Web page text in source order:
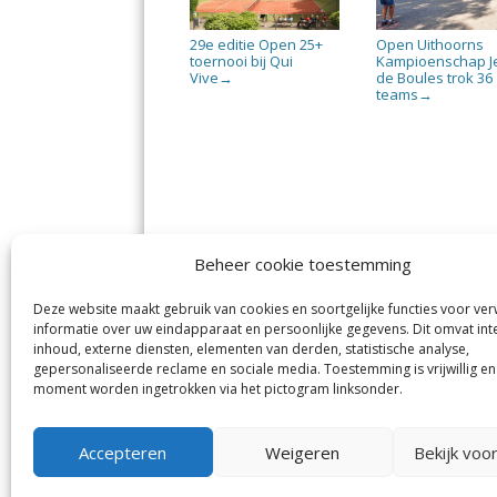
Beheer cookie toestemming
Deze website maakt gebruik van cookies en soortgelijke functies voor
informatie over uw eindapparaat en persoonlijke gegevens. Dit omvat
inhoud, externe diensten, elementen van derden, statistische analyse,
gepersonaliseerde reclame en sociale media. Toestemming is vrijwillig
moment worden ingetrokken via het pictogram linksonder.
Accepteren Weigeren Bekijk
29e editie Open 25+
toernooi bij Qui
Vive →
Open Uithoorns
Kampioenschap
de Boules trok 36
teams →
De Nieuwe Meerbode
Visserstraat 10
1431 GJ Aalsmeer
0297-341900
info@meerbode.nl
en
De